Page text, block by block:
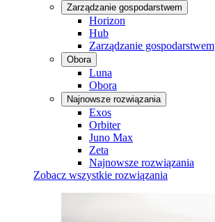
Zarządzanie gospodarstwem
Horizon
Hub
Zarządzanie gospodarstwem
Obora
Luna
Obora
Najnowsze rozwiązania
Exos
Orbiter
Juno Max
Zeta
Najnowsze rozwiązania
Zobacz wszystkie rozwiązania